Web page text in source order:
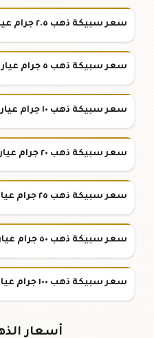
سعر سبيكة ذهب ٢.٥ جرام عيار ٢٤
سعر سبيكة ذهب ٥ جرام عيار ٢٤
سعر سبيكة ذهب ١٠ جرام عيار ٢٤
سعر سبيكة ذهب ٢٠ جرام عيار ٢٤
سعر سبيكة ذهب ٢٥ جرام عيار ٢٤
سعر سبيكة ذهب ٥٠ جرام عيار ٢٤
سعر سبيكة ذهب ١٠٠ جرام عيار ٢٤
أسعار